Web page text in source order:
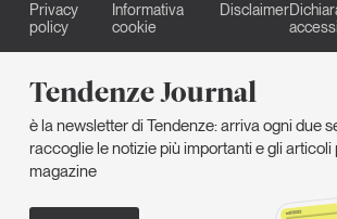
Tendenze Journal
è la newsletter di Tendenze: arriva ogni due
raccoglie le notizie più importanti e gli articoli
magazine
Privacy
policy
Informativa
cookie
Disclaimer